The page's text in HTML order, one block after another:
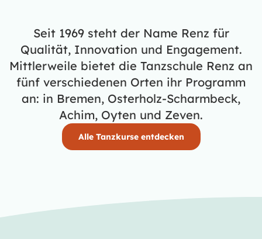
Seit 1969 steht der Name Renz für
Qualität, Innovation und Engagement.
Mittlerweile bietet die Tanzschule Renz an
fünf verschiedenen Orten ihr Programm
an: in Bremen, Osterholz-Scharmbeck,
Achim, Oyten und Zeven.
Alle Tanzkurse entdecken